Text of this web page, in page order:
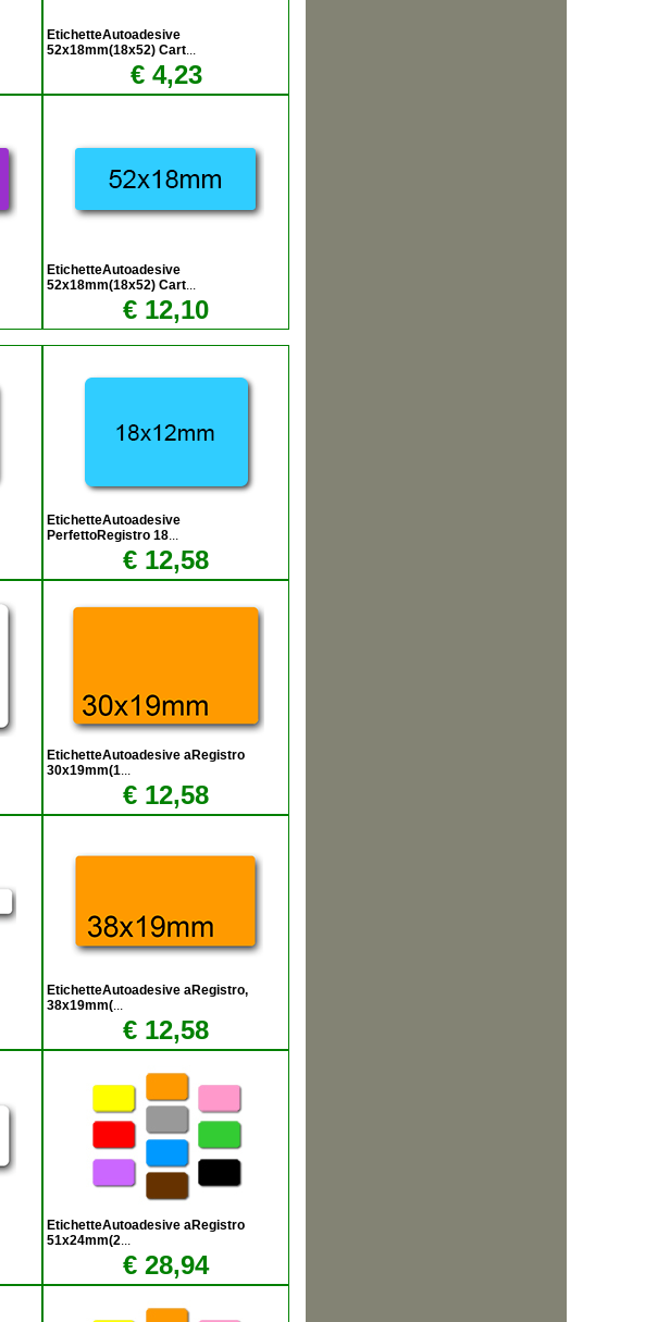
EtichetteAutoadesive
52x18mm(18x52) Cart...
€ 4,23
EtichetteAutoadesive
52x18mm(18x52) Cart...
€ 12,10
EtichetteAutoadesive
PerfettoRegistro 18...
€ 12,58
EtichetteAutoadesive aRegistro
30x19mm(1...
€ 12,58
EtichetteAutoadesive aRegistro,
38x19mm(...
€ 12,58
EtichetteAutoadesive aRegistro
51x24mm(2...
€ 28,94